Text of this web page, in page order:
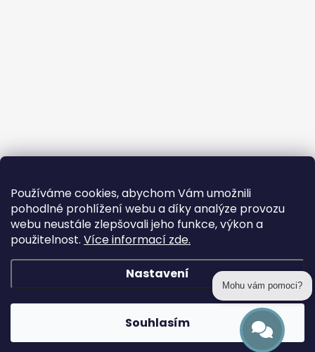
Používáme cookies, abychom Vám umožnili
pohodlné prohlížení webu a díky analýze provozu
webu neustále zlepšovali jeho funkce, výkon a
použitelnost. Více informací zde.
Nastavení
Souhlasím
Copyright 2026prohackovani.cz. Všechna práva vyhrazena.
Mohu vám pomoci?